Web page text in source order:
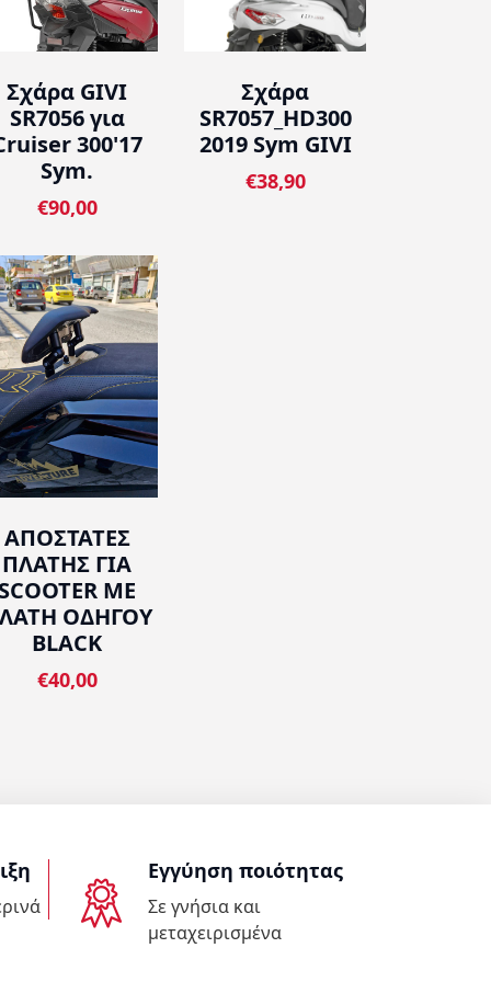
Σχάρα GIVI
SR7056 για
300'17
Sym.
€90,00
Σχάρα
SR7057_HD300
2019 Sym GIVI
€38,90
ΑΠΟΣΤΑΤΕΣ
ΠΛΑΤΗΣ ΓΙΑ
ΜΕ
ΟΔΗΓΟΥ
BLACK
€40,00
Εγγύηση ποιότητας
Σε γνήσια και
μεταχειρισμένα